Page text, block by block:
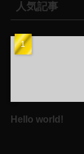
人気記事
Hello world!